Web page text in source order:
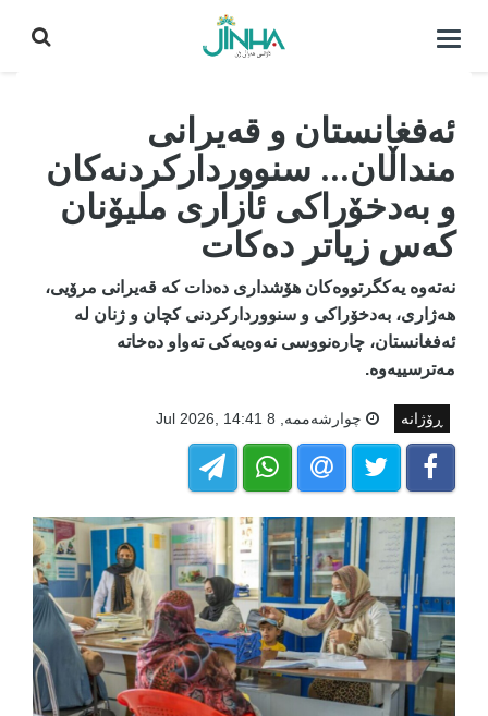
كردنه‌وه‌ی
ئەفغانستان و قەیرانی
منداڵان... سنووردارکردنەکان
و بەدخۆراکی ئازاری ملیۆنان
کەس زیاتر دەکات
نەتەوە یەکگرتووەکان هۆشداری دەدات کە قەیرانی مرۆیی،
هەژاری، بەدخۆراکی و سنووردارکردنی کچان و ژنان لە
ئەفغانستان، چارەنووسی نەوەیەکی تەواو دەخاتە
مەترسییەوە.
ڕۆژانە چوارشه‌ممه‌, 8 Jul 2026, 14:41